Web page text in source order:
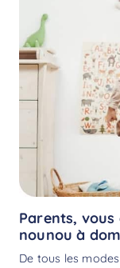
Parents, vous
nounou à
De tous les